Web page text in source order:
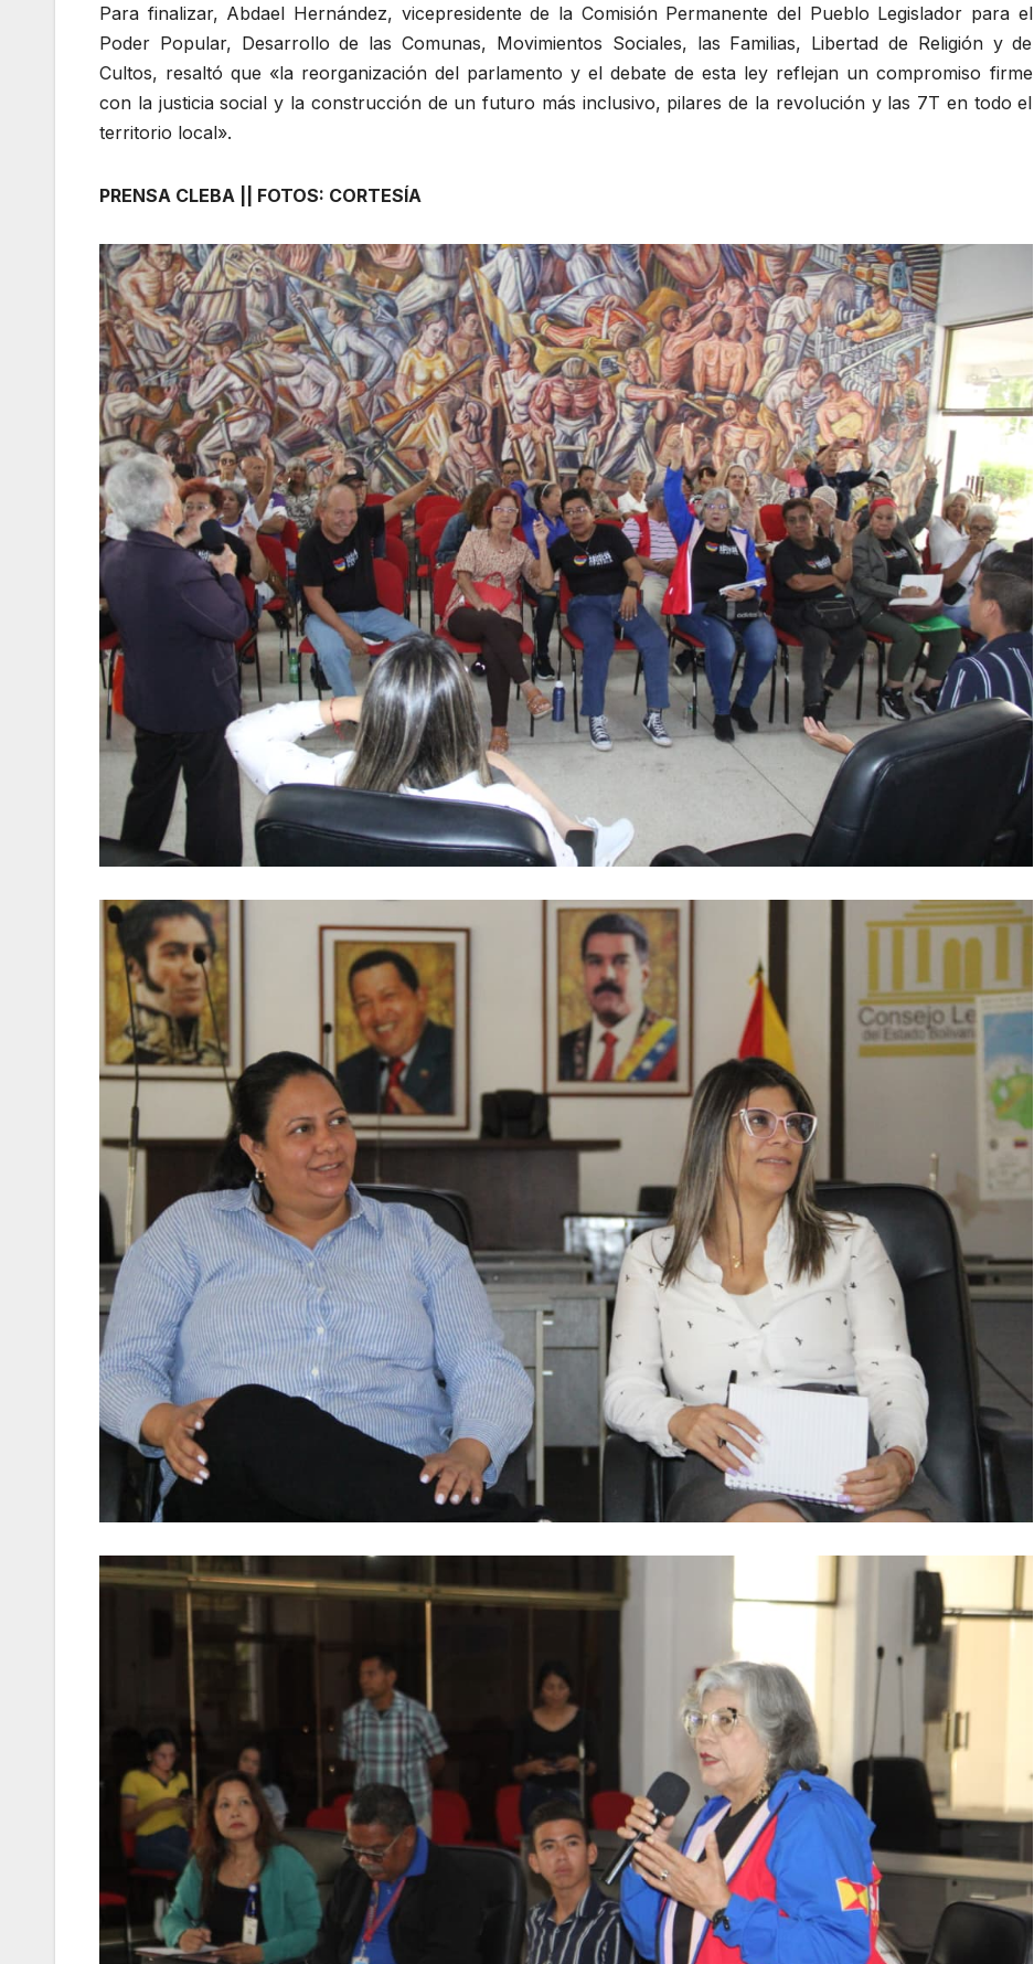
Para finalizar, Abdael Hernández, vicepresidente de la Comisión Permanente del Pueblo Legislador para el
Poder Popular, Desarrollo de las Comunas, Movimientos Sociales, las Familias, Libertad de Religión y de
Cultos, resaltó que «la reorganización del parlamento y el debate de esta ley reflejan un compromiso firme
con la justicia social y la construcción de un futuro más inclusivo, pilares de la revolución y las 7T en todo el
territorio local».
PRENSA CLEBA || FOTOS: CORTESÍA